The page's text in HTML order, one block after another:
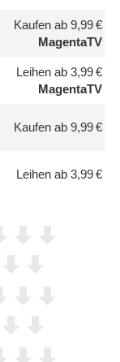
Kaufen ab 9,99 €
MagentaTV
Leihen ab 3,99 €
MagentaTV
Kaufen ab 9,99 €
Leihen ab 3,99 €